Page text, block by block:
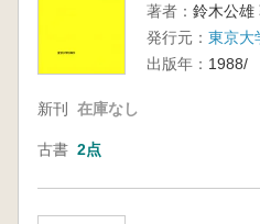
著者： 鈴木公
発行元： 東京大
出版年： 1988/
新刊 在庫なし
古書 2点